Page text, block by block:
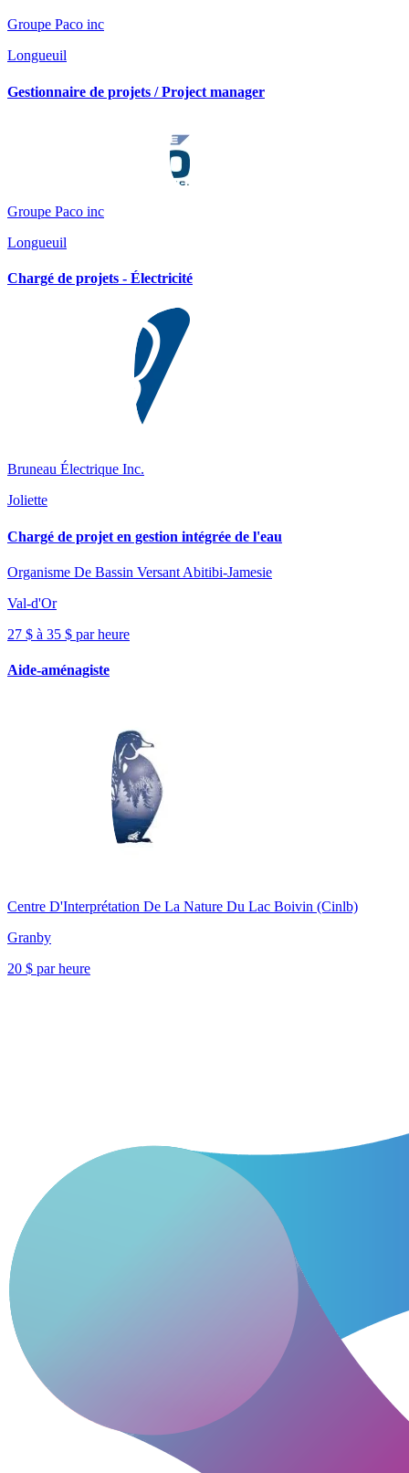
Groupe Paco inc
Longueuil
Gestionnaire de projets / Project manager
Groupe Paco inc
Longueuil
Chargé de projets - Électricité
Bruneau Électrique Inc.
Joliette
Chargé de projet en gestion intégrée de l'eau
Organisme De Bassin Versant Abitibi-Jamesie
Val-d'Or
27 $ à 35 $ par heure
Aide-aménagiste
Centre D'Interprétation De La Nature Du Lac Boivin (Cinlb)
Granby
20 $ par heure